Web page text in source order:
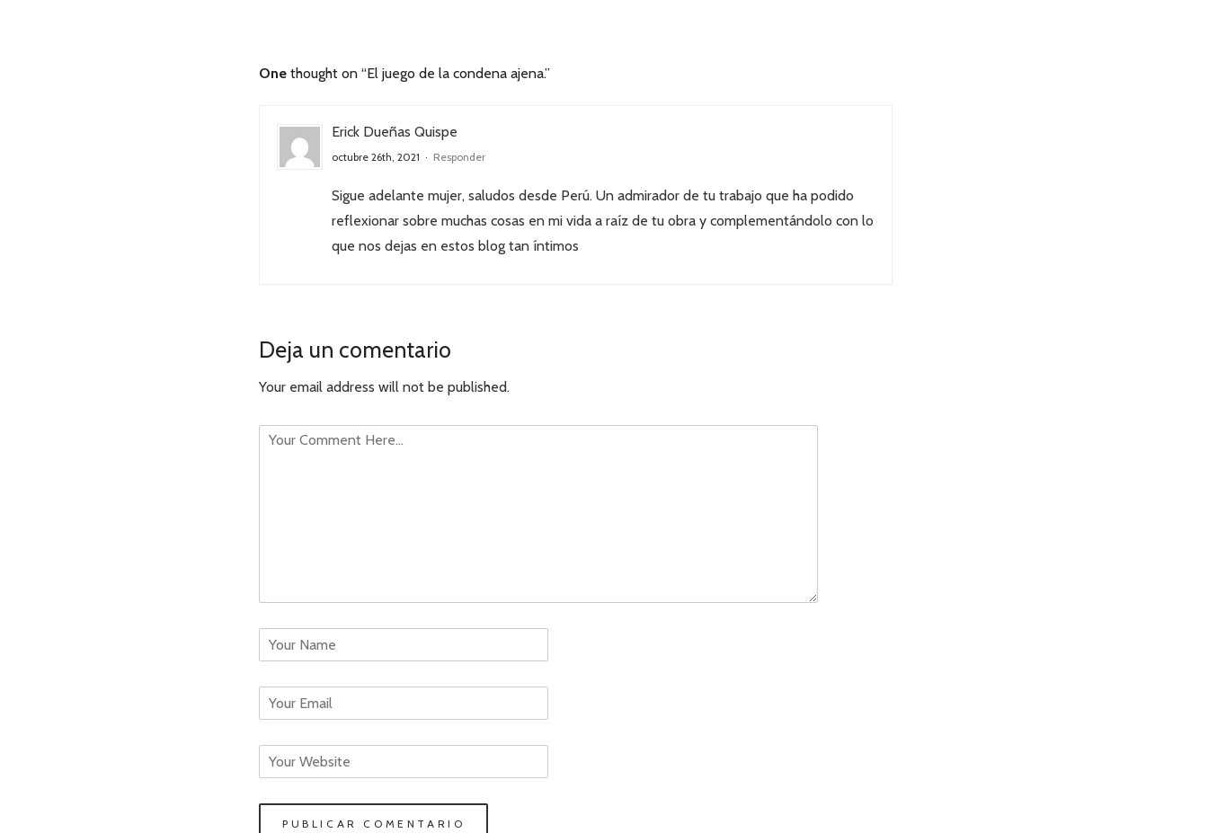
One thought on “El juego de la condena ajena.”
Erick Dueñas Quispe
octubre 26th, 2021 · Responder
Sigue adelante mujer, saludos desde Perú. Un admirador de tu trabajo que ha podido
reflexionar sobre muchas cosas en mi vida a raíz de tu obra y complementándolo con lo
que nos dejas en estos blog tan íntimos
Deja un comentario
Your email address will not be published.